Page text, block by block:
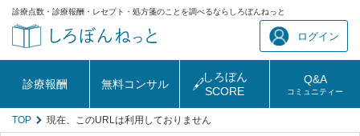
診療点数・診療報酬・レセプト・処方箋のことを調べるならしろぼんねっと
ログイン
診療報酬 無料コンサル
しろぼん
SCORE
Q&A
コミュニティー
TOP 現在、このURLは利用しておりません